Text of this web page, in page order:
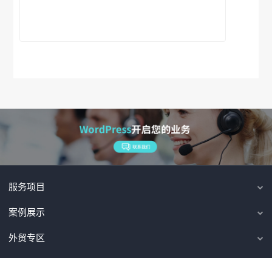
服务项目
案例展示
外贸专区